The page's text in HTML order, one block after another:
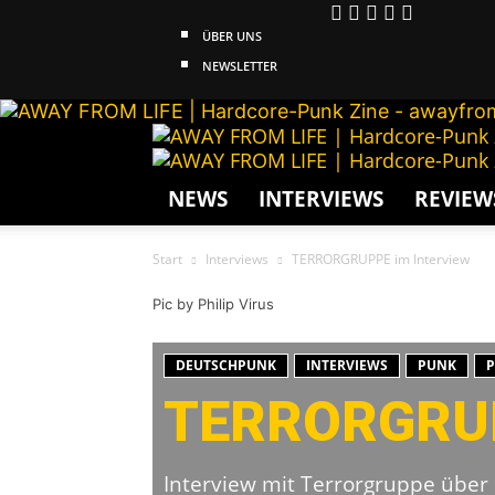
ÜBER UNS
NEWSLETTER
NEWS INTERVIEWS
Start Interviews TERRORGRUPPE im Interview
Pic by Philip Virus
DEUTSCHPUNK INTERVIEWS PUNK
Interview mit Terrorgruppe